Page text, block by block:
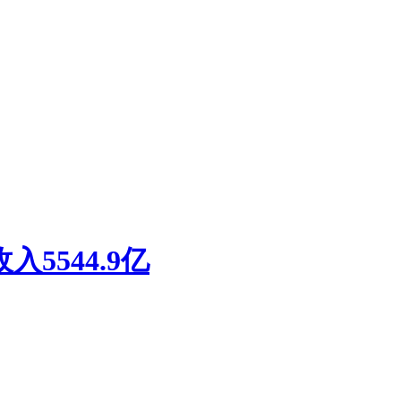
5544.9亿